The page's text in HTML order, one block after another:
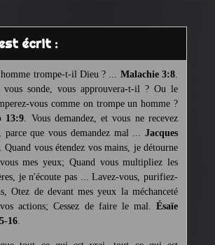
écrit :
trompe-t-il Dieu ? ... Malachie 3:8.
vous sonde, vous approuvera-t-il ? Ou le
vous comme on trompe un homme ?
13:9. Vous demandez, et vous ne recevez
parce que vous demandez mal ... Jacques
. Quand vous étendez vos mains, je détourne
mes yeux; Quand vous multipliez les
je n'écoute pas ... Lavez-vous, purifiez-
Otez de devant mes yeux la méchanceté
actions; Cessez de faire le mal. Ésaïe
16.